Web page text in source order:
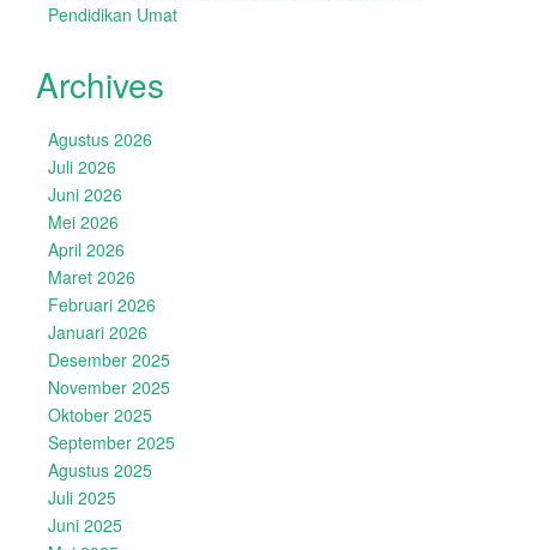
Pendidikan Umat
Archives
Agustus 2026
Juli 2026
Juni 2026
Mei 2026
April 2026
Maret 2026
Februari 2026
Januari 2026
Desember 2025
November 2025
Oktober 2025
September 2025
Agustus 2025
Juli 2025
Juni 2025